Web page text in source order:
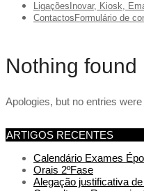
Ligações Inovar, Kiosk,
Contactos Formulário de
Nothing found
Apologies, but no entries were
ARTIGOS RECENTES
Calendário Exames
Orais 2ºFase
Alegação justificativa